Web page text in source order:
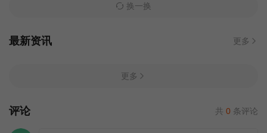
换一换
最新资讯 更多
更多
评论 共 0 条评论